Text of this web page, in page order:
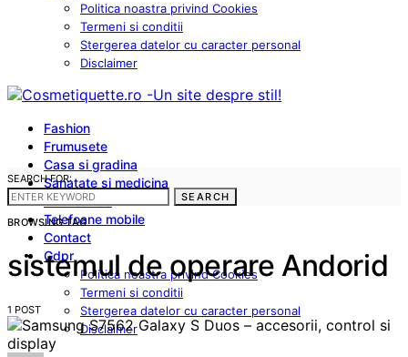
Politica noastra privind Cookies
Termeni si conditii
Stergerea datelor cu caracter personal
Disclaimer
Fashion
Frumusete
Casa si gradina
Sanatate si medicina
Cum sa fac
Telefoane mobile
Contact
Gdpr
Politica noastra privind Cookies
Termeni si conditii
Stergerea datelor cu caracter personal
Disclaimer
SEARCH FOR:
SEARCH
BROWSING TAG
sistemul de operare Andorid
1 POST